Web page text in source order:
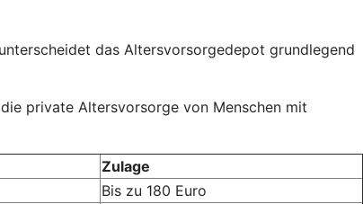
das Altersvorsorgedepot grundlegend
private Altersvorsorge von Menschen mit
Zulage
Bis zu 180 Euro